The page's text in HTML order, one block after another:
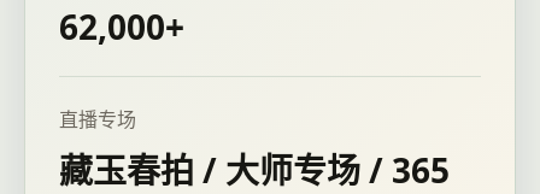
62,000+
直播专场
藏玉春拍 / 大师专场 / 365